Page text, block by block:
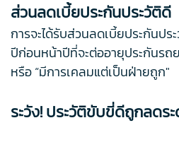
ส่วนลดเบี้ยประกันประวัติดี
การจะได้รับส่วนลดเบี้ยประกันปร
ปีก่อนหน้าปีที่จะต่ออายุประกันรถ
หรือ “มีการเคลมแต่เป็นฝ่ายถูก"
ระวัง! ประวัติขับขี่ดีถูกลดร